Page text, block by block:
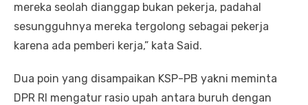
mereka seolah dianggap bukan pekerja, padahal
sesungguhnya mereka tergolong sebagai pekerja
karena ada pemberi kerja,” kata Said.
Dua poin yang disampaikan KSP-PB yakni meminta
DPR RI mengatur rasio upah antara buruh dengan